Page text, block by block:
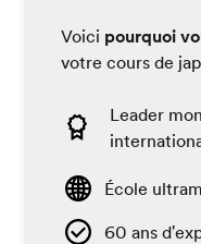
Voici pourquoi
votre cours de
Leader
École
60 ans